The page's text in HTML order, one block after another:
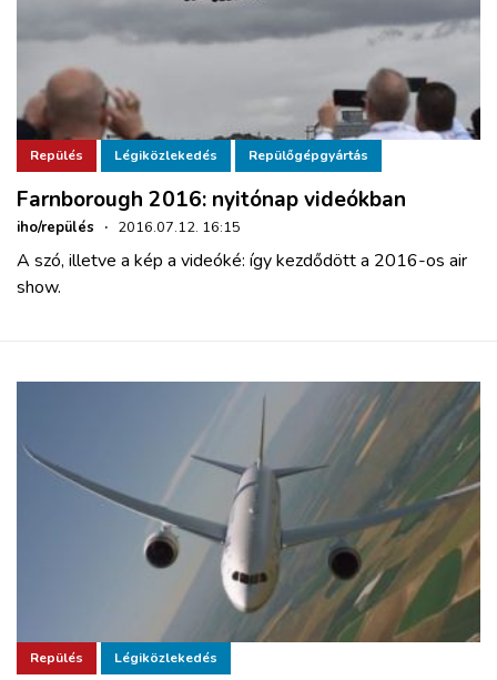
Repülés Légiközlekedés Repülőgépgyártás
Farnborough 2016: nyitónap videókban
iho/repülés · 2016.07.12. 16:15
A szó, illetve a kép a videóké: így kezdődött a 2016-os air
show.
Repülés Légiközlekedés